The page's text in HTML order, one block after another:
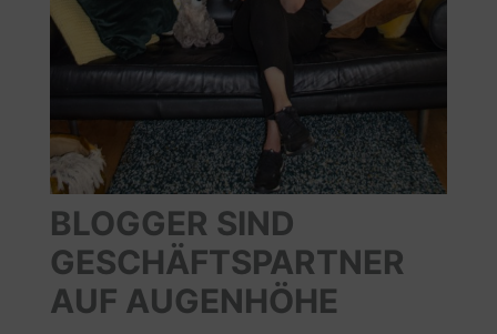
BLOGGER SIND
GESCHÄFTSPARTNER
AUF AUGENHÖHE